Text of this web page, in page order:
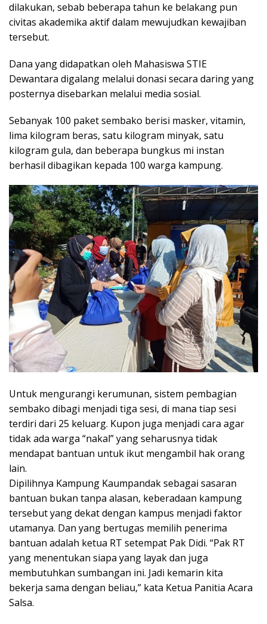
dilakukan, sebab beberapa tahun ke belakang pun
civitas akademika aktif dalam mewujudkan kewajiban
tersebut.
Dana yang didapatkan oleh Mahasiswa STIE
Dewantara digalang melalui donasi secara daring yang
posternya disebarkan melalui media sosial.
Sebanyak 100 paket sembako berisi masker, vitamin,
lima kilogram beras, satu kilogram minyak, satu
kilogram gula, dan beberapa bungkus mi instan
berhasil dibagikan kepada 100 warga kampung.
Untuk mengurangi kerumunan, sistem pembagian
sembako dibagi menjadi tiga sesi, di mana tiap sesi
terdiri dari 25 keluarg. Kupon juga menjadi cara agar
tidak ada warga “nakal” yang seharusnya tidak
mendapat bantuan untuk ikut mengambil hak orang
lain.
Dipilihnya Kampung Kaumpandak sebagai sasaran
bantuan bukan tanpa alasan, keberadaan kampung
tersebut yang dekat dengan kampus menjadi faktor
utamanya. Dan yang bertugas memilih penerima
bantuan adalah ketua RT setempat Pak Didi. “Pak RT
yang menentukan siapa yang layak dan juga
membutuhkan sumbangan ini. Jadi kemarin kita
bekerja sama dengan beliau,” kata Ketua Panitia Acara
Salsa.